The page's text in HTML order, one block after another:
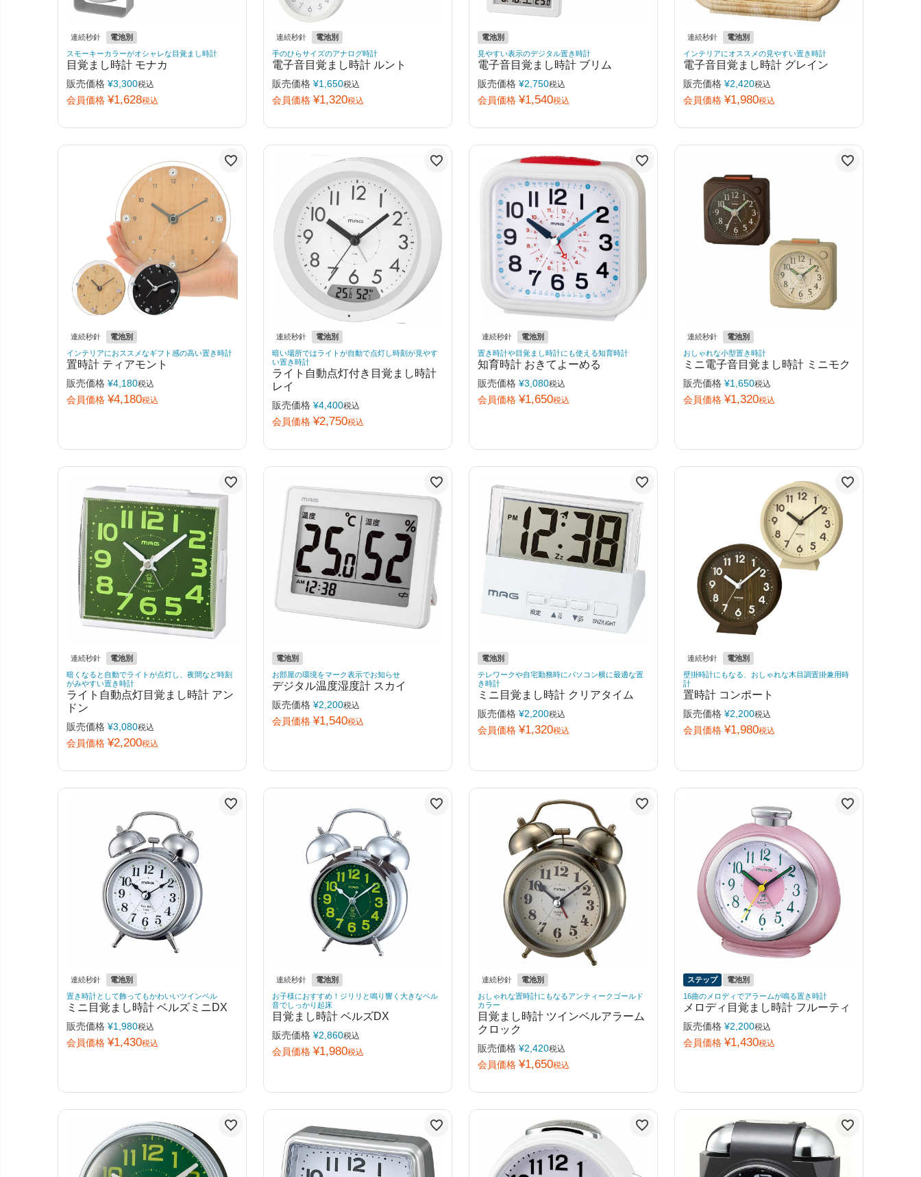
連続秒針
電池別
スモーキーカラーがオシャレな目覚まし時計
目覚まし時計 モナカ
販売価格 ¥3,300税込
会員価格 ¥1,628税込
連続秒針
電池別
手のひらサイズのアナログ時計
電子音目覚まし時計 ルント
販売価格 ¥1,650税込
会員価格 ¥1,320税込
電池別
見やすい表示のデジタル置き時計
電子音目覚まし時計 ブリム
販売価格 ¥2,750税込
会員価格 ¥1,540税込
連続秒針
電池別
インテリアにオススメの見やすい置き時計
電子音目覚まし時計 グレイン
販売価格 ¥2,420税込
会員価格 ¥1,980税込
連続秒針
電池別
インテリアにおススメなギフト感の高い置き時計
置時計 ティアモント
販売価格 ¥4,180税込
会員価格 ¥4,180税込
連続秒針
電池別
暗い場所ではライトが自動で点灯し時刻が見やす
い置き時計
ライト自動点灯付き目覚まし時計
レイ
販売価格 ¥4,400税込
会員価格 ¥2,750税込
連続秒針
電池別
置き時計や目覚まし時計にも使える知育時計
知育時計 おきてよーめる
販売価格 ¥3,080税込
会員価格 ¥1,650税込
連続秒針
電池別
おしゃれな小型置き時計
ミニ電子音目覚まし時計 ミニモク
販売価格 ¥1,650税込
会員価格 ¥1,320税込
連続秒針
電池別
暗くなると自動でライトが点灯し、夜間など時刻
がみやすい置き時計
ライト自動点灯目覚まし時計 アン
ドン
販売価格 ¥3,080税込
会員価格 ¥2,200税込
電池別
お部屋の環境をマーク表示でお知らせ
デジタル温度湿度計 スカイ
販売価格 ¥2,200税込
会員価格 ¥1,540税込
電池別
テレワークや自宅勤務時にパソコン横に最適な置
き時計
ミニ目覚まし時計 クリアタイム
販売価格 ¥2,200税込
会員価格 ¥1,320税込
連続秒針
電池別
壁掛時計にもなる、おしゃれな木目調置掛兼用時
計
置時計 コンポート
販売価格 ¥2,200税込
会員価格 ¥1,980税込
連続秒針
電池別
置き時計として飾ってもかわいいツインベル
ミニ目覚まし時計 ベルズミニDX
販売価格 ¥1,980税込
会員価格 ¥1,430税込
連続秒針
電池別
お子様におすすめ！ジリリと鳴り響く大きなベル
音でしっかり起床
目覚まし時計 ベルズDX
販売価格 ¥2,860税込
会員価格 ¥1,980税込
連続秒針
電池別
おしゃれな置時計にもなるアンティークゴールド
カラー
目覚まし時計 ツインベルアラーム
クロック
販売価格 ¥2,420税込
会員価格 ¥1,650税込
ステップ
電池別
16曲のメロディでアラームが鳴る置き時計
メロディ目覚まし時計 フルーティ
販売価格 ¥2,200税込
会員価格 ¥1,430税込